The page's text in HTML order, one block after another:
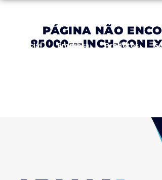
Inicial Empresa Produtos
PÁGINA NÃO
85000---INCH-